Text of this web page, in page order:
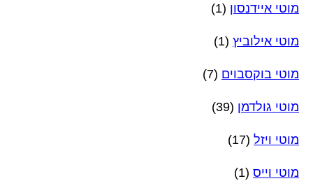
מוטי איידנסון (1)
מוטי אילוביץ (1)
מוטי בוקסבוים (7)
מוטי גולדמן (39)
מוטי ויזל (17)
מוטי וייס (1)